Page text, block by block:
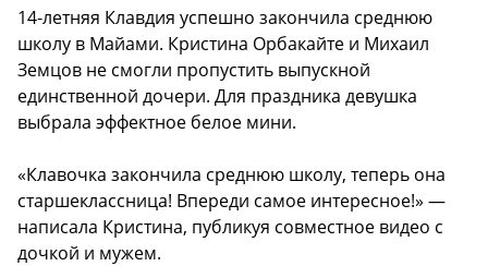
14-летняя Клавдия успешно закончила среднюю
школу в Майами. Кристина Орбакайте и Михаил
Земцов не смогли пропустить выпускной
единственной дочери. Для праздника девушка
выбрала эффектное белое мини.
«Клавочка закончила среднюю школу, теперь она
старшеклассница! Впереди самое интересное!» —
написала Кристина, публикуя совместное видео с
дочкой и мужем.